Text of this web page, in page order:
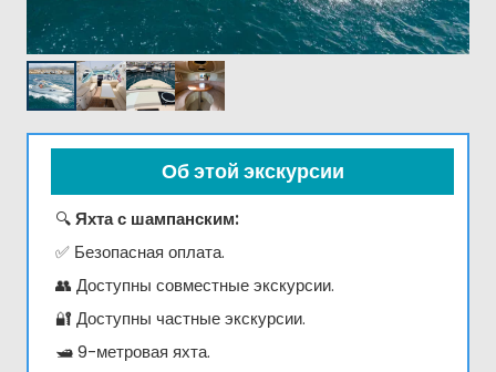
Об этой экскурсии
🔍Яхта с шампанским:
✅ Безопасная оплата.
👥 Доступны совместные экскурсии.
🔐 Доступны частные экскурсии.
🛥️ 9-метровая яхта.